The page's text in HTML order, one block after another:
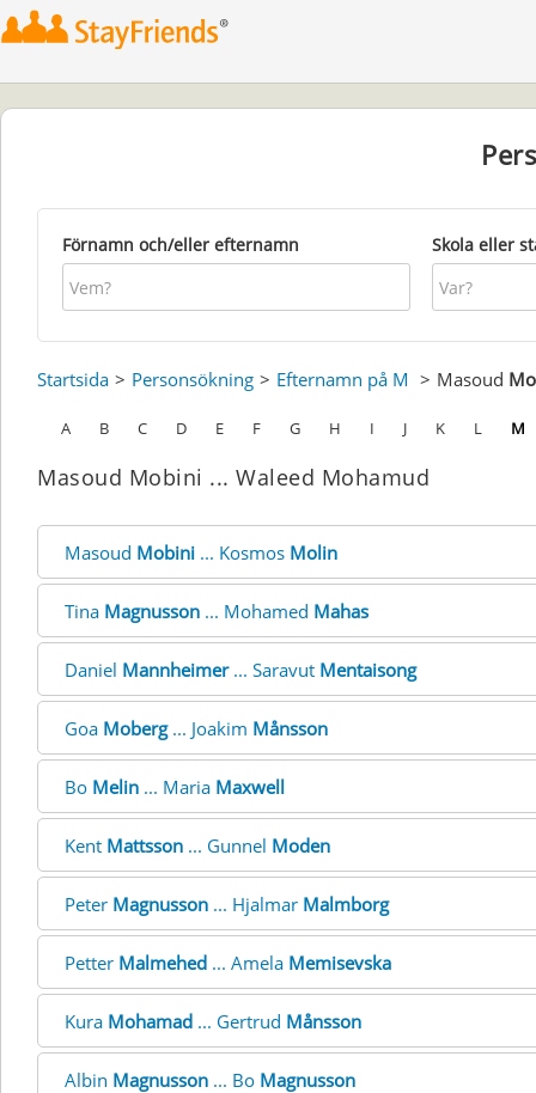
Förnamn och/eller efternamn Skola eller
Startsida Personsökning Efternamn på M Masoud
A B C D E F G H I J K L M
Masoud Mobini ... Waleed Mohamud
Masoud Mobini ... Kosmos Molin
Tina Magnusson ... Mohamed Mahas
Daniel Mannheimer... Saravut Mentaisong
Goa Moberg... Joakim Månsson
Bo Melin ... Maria Maxwell
Kent Mattsson ... Gunnel Moden
Peter Magnusson ... Hjalmar Malmborg
Petter Malmehed ... Amela Memisevska
Kura Mohamad ... Gertrud Månsson
Albin Magnusson ... Bo Magnusson